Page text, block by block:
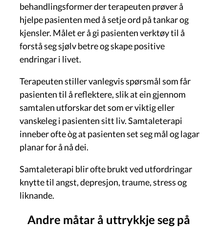
behandlingsformer der terapeuten prøver å
hjelpe pasienten med å setje ord på tankar og
kjensler. Målet er å gi pasienten verktøy til å
forstå seg sjølv betre og skape positive
endringar i livet.
Terapeuten stiller vanlegvis spørsmål som får
pasienten til å reflektere, slik at ein gjennom
samtalen utforskar det som er viktig eller
vanskeleg i pasienten sitt liv. Samtaleterapi
inneber ofte òg at pasienten set seg mål og lagar
planar for å nå dei.
Samtaleterapi blir ofte brukt ved utfordringar
knytte til angst, depresjon, traume, stress og
liknande.
Andre måtar å uttrykkje seg på